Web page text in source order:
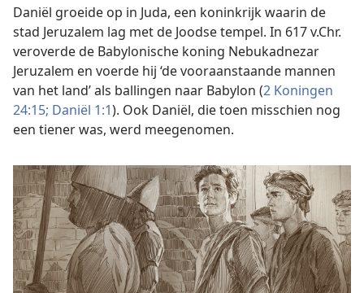
Daniël groeide op in Juda, een koninkrijk waarin de
stad Jeruzalem lag met de Joodse tempel. In 617 v.Chr.
veroverde de Babylonische koning Nebukadnezar
Jeruzalem en voerde hij ‘de vooraanstaande mannen
van het land’ als ballingen naar Babylon (2 Koningen
24:15; Daniël 1:1). Ook Daniël, die toen misschien nog
een tiener was, werd meegenomen.